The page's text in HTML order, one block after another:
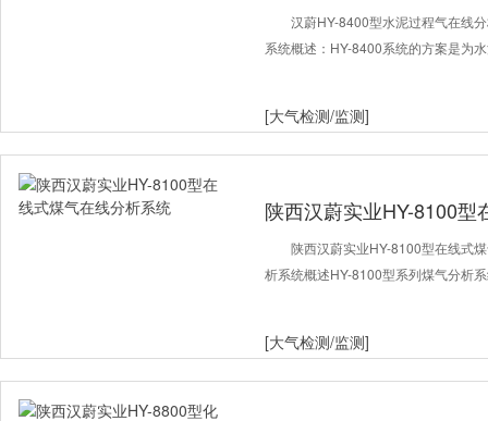
汉蔚HY-8400型水泥过程气在线
系统概述：HY-8400系统的方案是为
[大气检测/监测]
陕西汉蔚实业HY-8100
陕西汉蔚实业HY-8100型在线式
析系统概述HY-8100型系列煤气分析
[大气检测/监测]